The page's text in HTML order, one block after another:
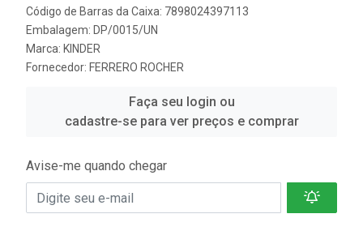
Código de Barras da Caixa: 7898024397113
Embalagem: DP/0015/UN
Marca: KINDER
Fornecedor: FERRERO ROCHER
Faça seu login ou
cadastre-se para ver preços e comprar
Avise-me quando chegar